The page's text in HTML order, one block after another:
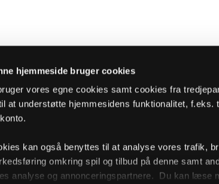
hjemmeside bruger cookies
vores egne cookies samt cookies fra
at understøtte hjemmesidens funktionalitet, f.eks.
kan også benyttes til at analyse vores trafik,
omkring spil og tilbud på denne samt
analyse og annonceringspartnere. Du kan læse